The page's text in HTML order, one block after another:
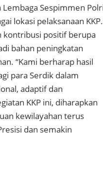
Sespimmen
lokasi pelaksanaan KKP.
positif berupa
bahan peningkatan
“Kami berharap hasil
para Serdik dalam
adaptif dan
KKP ini, diharapkan
kewilayahan terus
dan semakin